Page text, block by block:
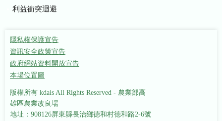
利益衝突迴避
隱私權保護宣告
資訊安全政策宣告
政府網站資料開放宣告
本場位置圖
版權所有 kdais All Rights Reserved - 農業部高
雄區農業改良場
地址：908126屏東縣長治鄉德和村德和路2-6號